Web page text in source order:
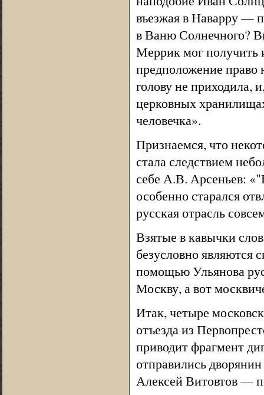
въезжая в Наварру —
в Ваню Солнечного?
Меррик мог получить
предположение право
голову не приходила,
церковных
человечка».
Признаемся, что
стала следствием
себе А.В. Арсеньев:
особенно старался
русская отрасль
Взятые в кавычки
безусловно являются
помощью Ульянова
Москву, а вот
Итак, четыре
отъезда из
приводит фрагмент
отправились
Алексей Витовтов —